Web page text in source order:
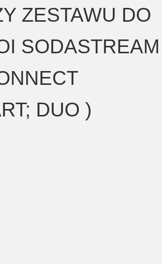
ZESTAWU DO
SODASTREAM
DUO )